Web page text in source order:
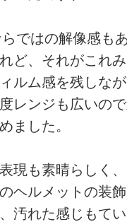
ではの解像感も
ど、それがこれ
ルム感を残しな
レンジも広いの
ました。
現も素晴らしく
ヘルメットの装
汚れた感じもて